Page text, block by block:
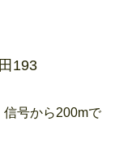
193
号から200mで